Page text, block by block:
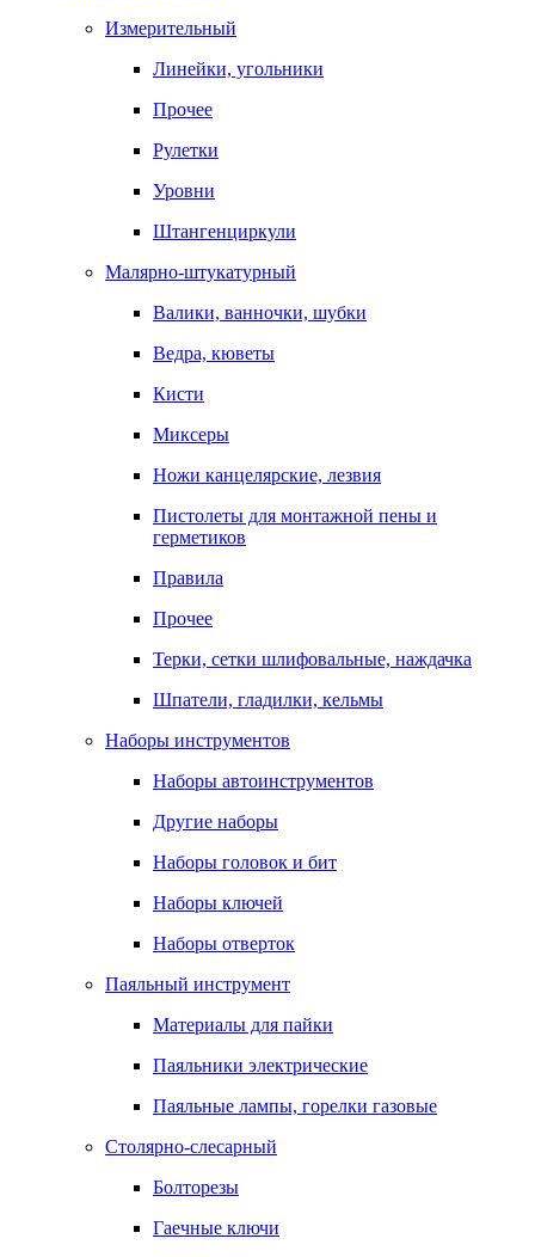
Измерительный
Линейки, угольники
Прочее
Рулетки
Уровни
Штангенциркули
Малярно-штукатурный
Валики, ванночки, шубки
Ведра, кюветы
Кисти
Миксеры
Ножи канцелярские, лезвия
Пистолеты для монтажной пены и
герметиков
Правила
Прочее
Терки, сетки шлифовальные, наждачка
Шпатели, гладилки, кельмы
Наборы инструментов
Наборы автоинструментов
Другие наборы
Наборы головок и бит
Наборы ключей
Наборы отверток
Паяльный инструмент
Материалы для пайки
Паяльники электрические
Паяльные лампы, горелки газовые
Столярно-слесарный
Болторезы
Гаечные ключи